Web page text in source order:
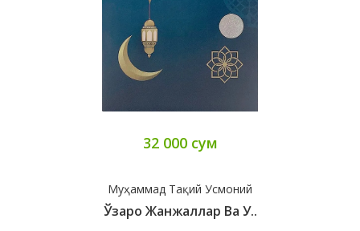
32 000 сум
Муҳаммад Тақий Усмоний
Ўзаро Жанжаллар Ва У..